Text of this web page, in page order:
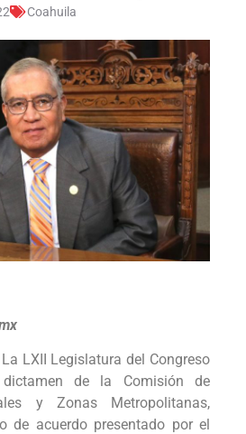
Coahuila
LXII Legislatura del Congreso
de la Comisión de
y Zonas Metropolitanas,
de acuerdo presentado por el